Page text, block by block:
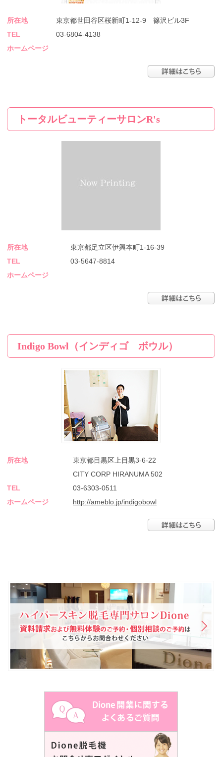
所在地
東京都世田谷区桜新町1-12-9 篠沢ビル3F
TEL
03-6804-4138
ホームページ
トータルビューティーサロンR's
所在地
東京都足立区伊興本町1-16-39
TEL
03-5647-8814
ホームページ
Indigo Bowl（インディゴ ボウル）
所在地
東京都目黒区上目黒3-6-22
CITY CORP HIRANUMA 502
TEL
03-6303-0511
ホームページ
http://ameblo.jp/indigobowl